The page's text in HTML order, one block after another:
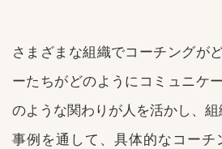
さまざまな組織でコーチングが
ーたちがどのようにコミュニケ
のような関わりが人を活かし、組
事例を通して、具体的なコー